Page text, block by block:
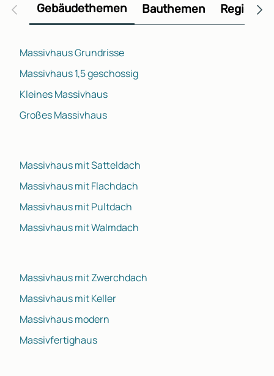
Gebäudethemen Bauthemen
Massivhaus Grundrisse
Massivhaus 1,5 geschossig
Kleines Massivhaus
Großes Massivhaus
Massivhaus mit Satteldach
Massivhaus mit Flachdach
Massivhaus mit Pultdach
Massivhaus mit Walmdach
Massivhaus mit Zwerchdach
Massivhaus mit Keller
Massivhaus modern
Massivfertighaus